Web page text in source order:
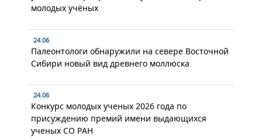
молодых учёных
24.06
Палеонтологи обнаружили на севере Восточной
Сибири новый вид древнего моллюска
24.06
Конкурс молодых ученых 2026 года по
присуждению премий имени выдающихся
ученых СО РАН